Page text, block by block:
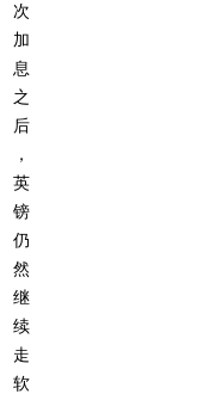
次
加
息
之
后
，
英
镑
仍
然
继
续
走
软